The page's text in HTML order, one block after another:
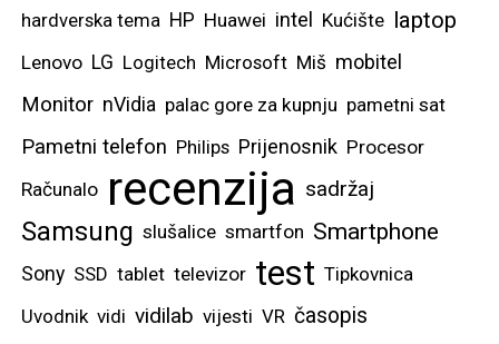
hardverska tema HP Huawei intel Kućište laptop
Lenovo LG Logitech Microsoft Miš mobitel
Monitor nVidia palac gore za kupnju pametni sat
Pametni telefon Philips Prijenosnik Procesor
Računalo recenzija sadržaj
Samsung slušalice smartfon Smartphone
Sony SSD tablet televizor test Tipkovnica
Uvodnik vidi vidilab vijesti VR časopis